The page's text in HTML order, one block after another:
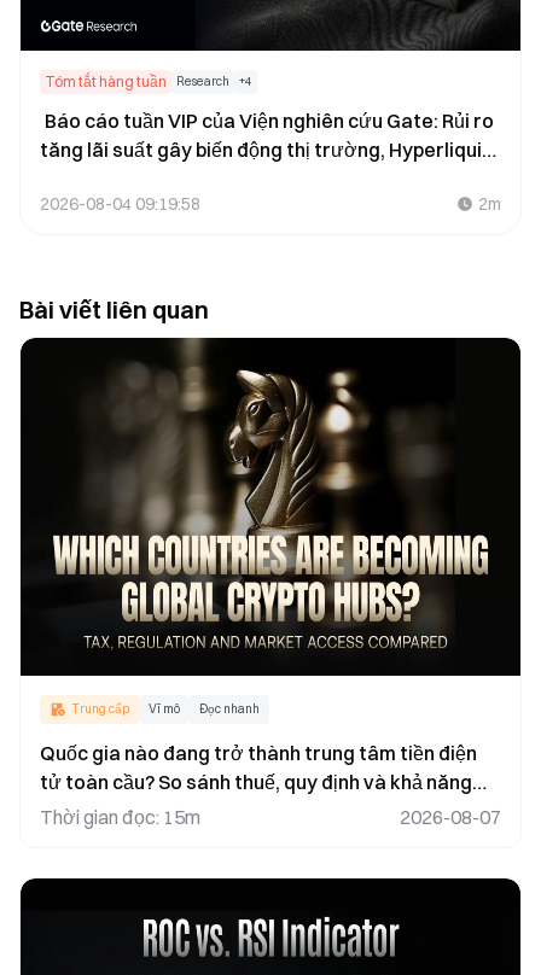
Tóm tắt hàng tuần Research +4
Báo cáo tuần VIP của Viện nghiên cứu Gate: Rủi ro
tăng lãi suất gây biến động thị trường, Hyperliquid
2026 – ngày 2 tháng 8 năm 2026)
2026-08-04 09:19:58 2m
Bài viết liên quan
Trung cấp Vĩ mô Đọc nhanh
Quốc gia nào đang trở thành trung tâm tiền điện
tử toàn cầu? So sánh thuế, quy định và khả năng
tiếp cận thị trường
Thời gian đọc: 15m 2026-08-07